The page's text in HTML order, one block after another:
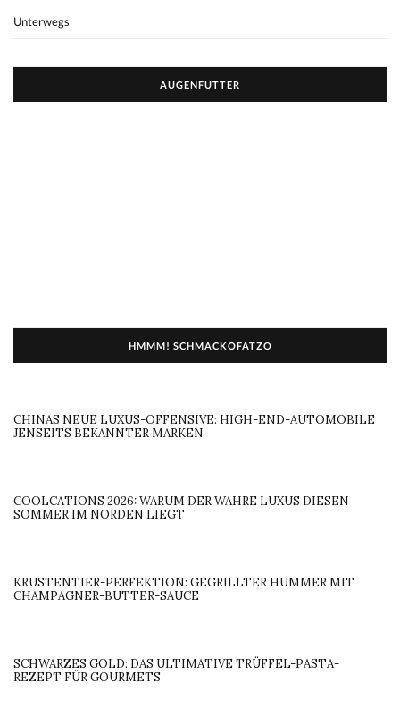
Unterwegs
AUGENFUTTER
HMMM! SCHMACKOFATZO
CHINAS NEUE LUXUS-OFFENSIVE: HIGH-END-AUTOMOBILE
JENSEITS BEKANNTER MARKEN
COOLCATIONS 2026: WARUM DER WAHRE LUXUS DIESEN
SOMMER IM NORDEN LIEGT
KRUSTENTIER-PERFEKTION: GEGRILLTER HUMMER MIT
CHAMPAGNER-BUTTER-SAUCE
SCHWARZES GOLD: DAS ULTIMATIVE TRÜFFEL-PASTA-
REZEPT FÜR GOURMETS